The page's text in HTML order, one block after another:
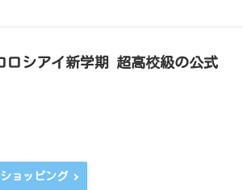
ロシアイ新学期 超高校級の公式
ョッピング